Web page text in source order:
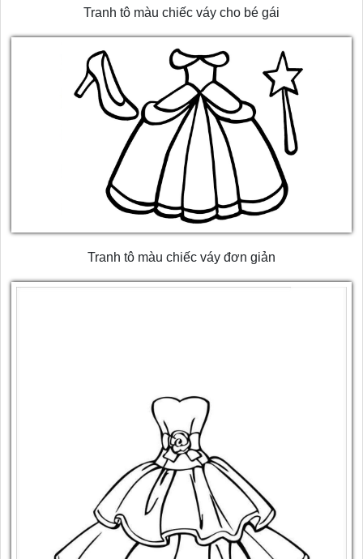
Tranh tô màu chiếc váy cho bé gái
Tranh tô màu chiếc váy đơn giản